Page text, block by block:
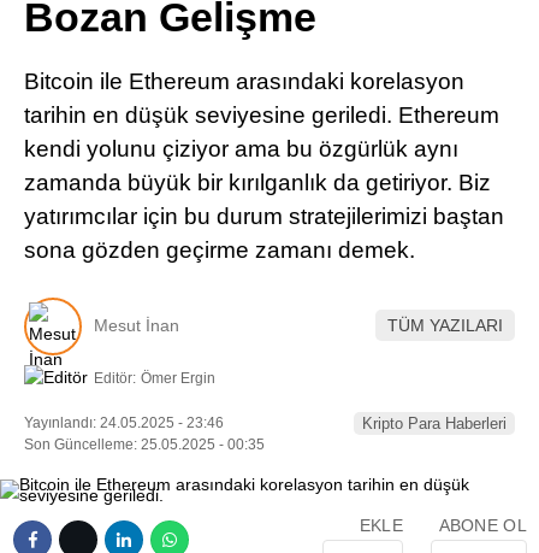
Telegram
Bozan Gelişme
Bitcoin ile Ethereum arasındaki korelasyon
tarihin en düşük seviyesine geriledi. Ethereum
kendi yolunu çiziyor ama bu özgürlük aynı
zamanda büyük bir kırılganlık da getiriyor. Biz
yatırımcılar için bu durum stratejilerimizi baştan
sona gözden geçirme zamanı demek.
Mesut İnan TÜM YAZILARI
Editör: Ömer Ergin
Yayınlandı: 24.05.2025 - 23:46
Son Güncelleme: 25.05.2025 - 00:35
Kripto Para Haberleri
EKLE ABONE OL